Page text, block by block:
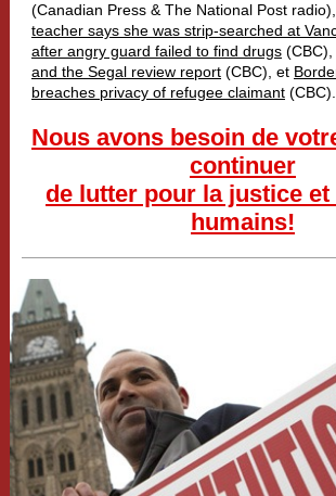
(Canadian Press & The National Post radio),
teacher says she was strip-searched at
after angry guard failed to find drugs (CBC),
and the Segal review report (CBC), et
breaches privacy of refugee claimant (CBC).
Nous avons besoin de
continuer
de lutter pour la justice
humains!